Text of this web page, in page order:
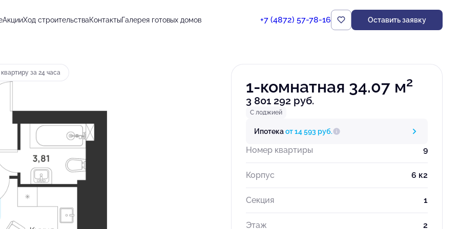
АкцииХод строительстваКонтактыГалерея готовых домов +7 (4872) 57-78-16 Оставить заявку
14 593 руб. Забронировать
за 24 часа
1-комнатная 34.07 м2
3 801 292 руб.
С лоджией
Ипотекаот 14 593 руб.
Номер квартиры 9
Корпус 6 к2
Секция 1
Этаж 2